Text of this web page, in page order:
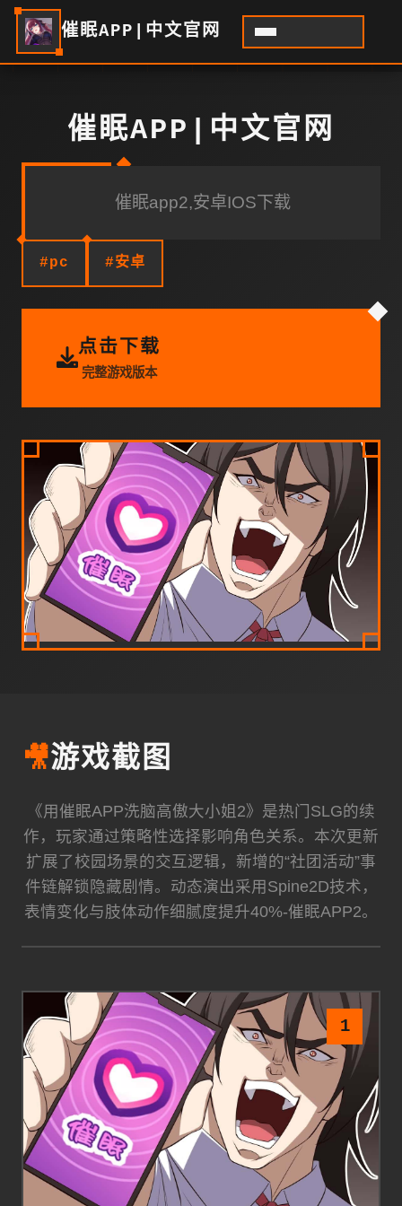
催眠APP|中文官网
催眠APP|中文官网
催眠app2,安卓IOS下载
#pc #安卓
点击下载
完整游戏版本
🎥游戏截图
《用催眠APP洗脑高傲大小姐2》是热门SLG的续
作，玩家通过策略性选择影响角色关系。本次更新
扩展了校园场景的交互逻辑，新增的“社团活动”事
件链解锁隐藏剧情。动态演出采用Spine2D技术，
表情变化与肢体动作细腻度提升40%-催眠APP2。
1